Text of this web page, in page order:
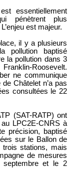
essentiellement
pénètrent plus
est majeur.
il y a plusieurs
pollution baptisé
la pollution dans 3
Roosevelt.
ne communique
Châtelet n’a pas
consultées le 22
(SAT-RATP) ont
LPC2E-CNRS à
précision, baptisé
sur le Ballon de
stations, mais
de mesures
septembre et le 2